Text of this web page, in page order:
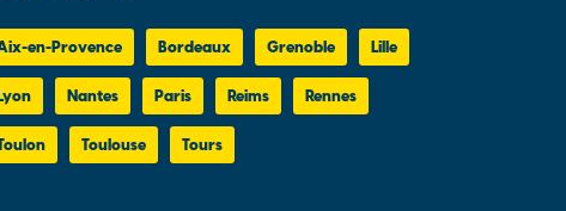
en-Provence Bordeaux Grenoble Lille
Lyon Nantes Paris Reims Rennes
Toulouse Tours